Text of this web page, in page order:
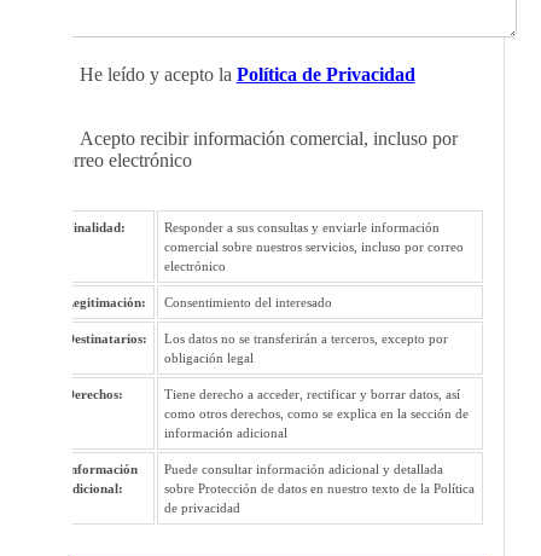
He leído y acepto la Política de Privacidad
Acepto recibir información comercial, incluso por
correo electrónico
Finalidad:
Responder a sus consultas y enviarle información
comercial sobre nuestros servicios, incluso por correo
electrónico
Legitimación: Consentimiento del interesado
Destinatarios:
Los datos no se transferirán a terceros, excepto por
obligación legal
Derechos:
Tiene derecho a acceder, rectificar y borrar datos, así
como otros derechos, como se explica en la sección de
información adicional
Información
adicional:
Puede consultar información adicional y detallada
sobre Protección de datos en nuestro texto de la Política
de privacidad